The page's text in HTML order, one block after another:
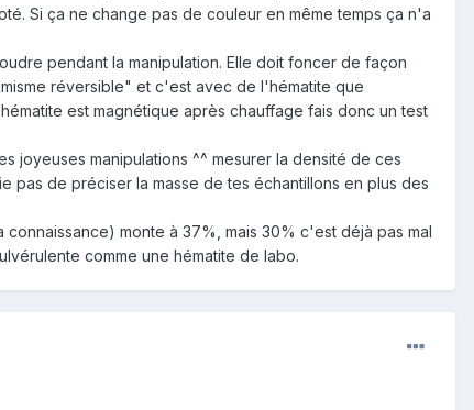
Si ça ne change pas de couleur en même temps ça n'a
pendant la manipulation. Elle doit foncer de façon
réversible" et c'est avec de l'hématite que
est magnétique après chauffage fais donc un test
joyeuses manipulations ^^ mesurer la densité de ces
de préciser la masse de tes échantillons en plus des
monte à 37%, mais 30% c'est déjà pas mal
comme une hématite de labo.